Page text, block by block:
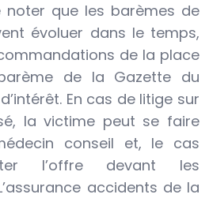
que les barèmes de
évoluer dans le temps,
de la place
de la Gazette du
En cas de litige sur
la victime peut se faire
conseil et, le cas
l’offre devant les
accidents de la